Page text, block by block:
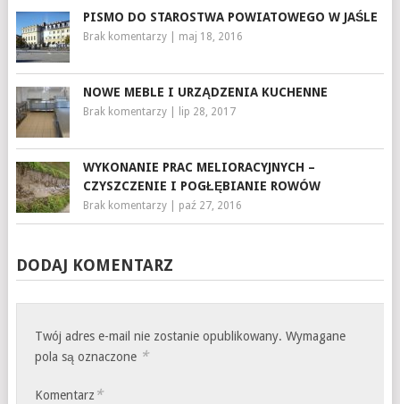
PISMO DO STAROSTWA POWIATOWEGO W JAŚLE
Brak komentarzy| maj 18, 2016
NOWE MEBLE I URZĄDZENIA KUCHENNE
Brak komentarzy| lip 28, 2017
WYKONANIE PRAC MELIORACYJNYCH –
CZYSZCZENIE I POGŁĘBIANIE ROWÓW
Brak komentarzy| paź 27, 2016
DODAJ KOMENTARZ
Twój adres e-mail nie zostanie opublikowany. Wymagane
pola są oznaczone *
Komentarz *